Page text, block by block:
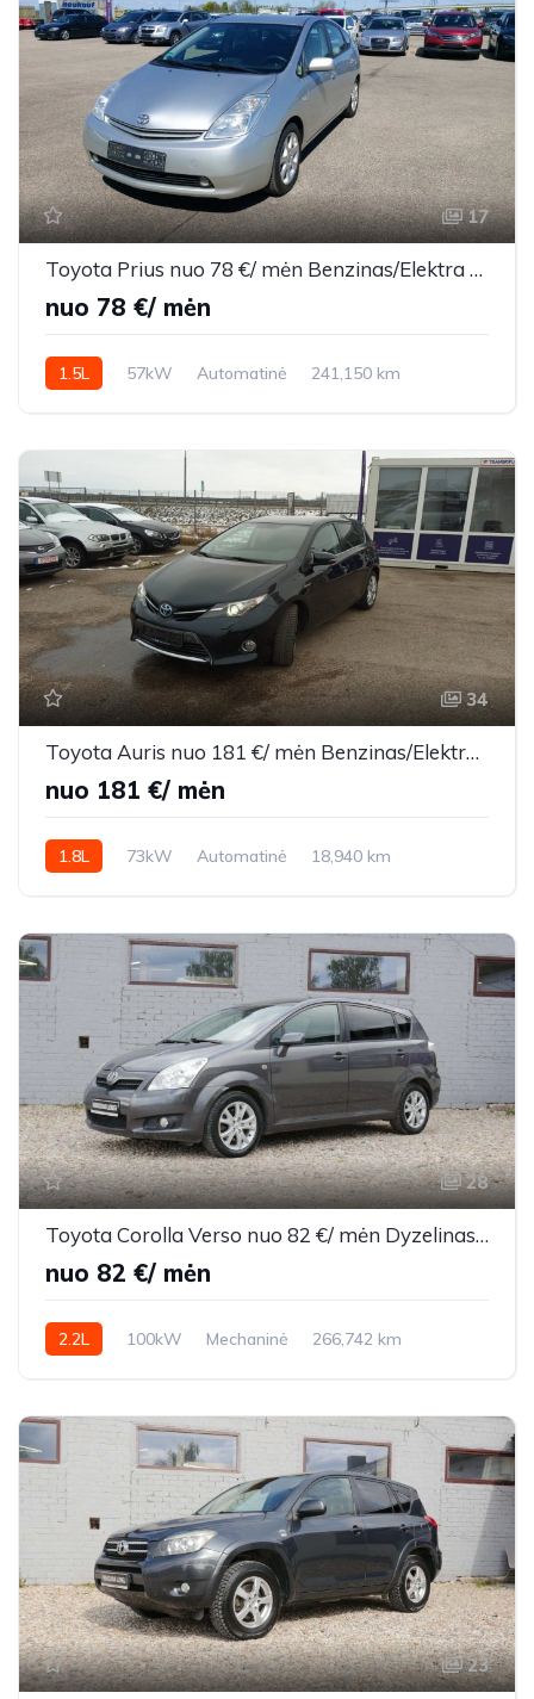
17
Toyota Prius nuo 78 €/ mėn Benzinas/Elektra 2004m. Hečbekas Automatinė
nuo 78 €/ mėn
1.5L 57kW Automatinė
241,150 km
34
Toyota Auris nuo 181 €/ mėn Benzinas/Elektra 2013m. Hečbekas Automatinė
nuo 181 €/ mėn
1.8L 73kW Automatinė
18,940 km
28
Toyota Corolla Verso nuo 82 €/ mėn Dyzelinas 2009m. Vienatūris Mechaninė
nuo 82 €/ mėn
2.2L 100kW Mechaninė
266,742 km
23